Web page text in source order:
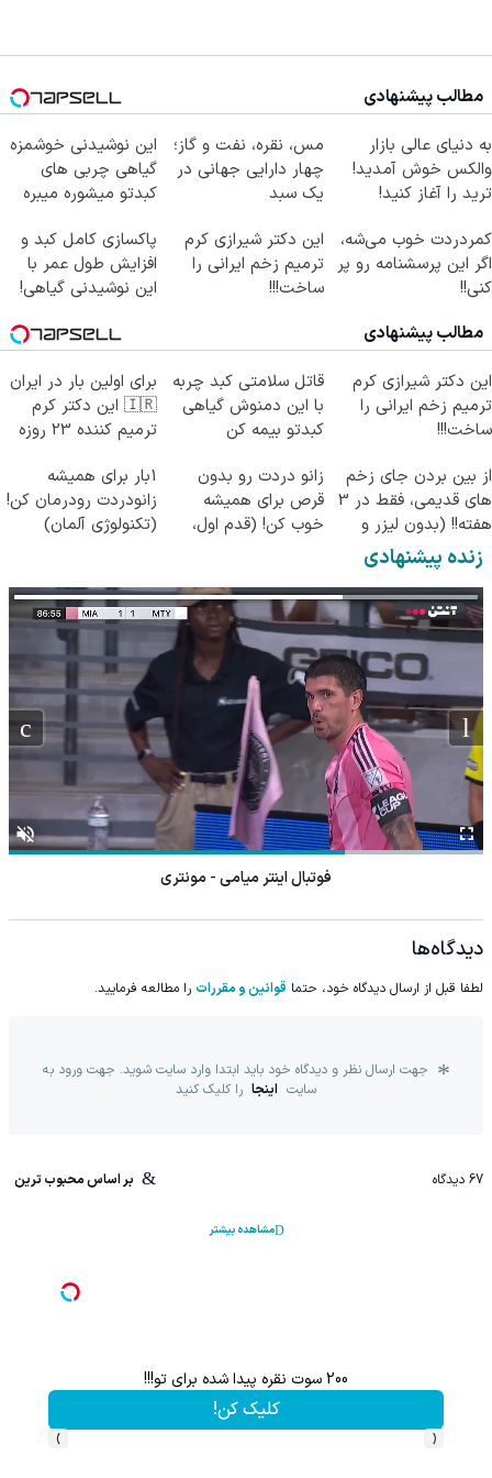
مطالب پیشنهادی
به دنیای عالی بازار
والکس خوش آمدید!
ترید را آغاز کنید!
مس، نقره، نفت و گاز؛
چهار دارایی جهانی در
یک سبد
این نوشیدنی خوشمزه
گیاهی چربی های
کبدتو میشوره میبره
کمردردت خوب می‌شه،
اگر این پرسشنامه رو پر
کنی!!
این دکتر شیرازی کرم
ترمیم زخم ایرانی را
ساخت!!!
پاکسازی کامل کبد و
افزایش طول عمر با
این نوشیدنی گیاهی!
مطالب پیشنهادی
این دکتر شیرازی کرم
ترمیم زخم ایرانی را
ساخت!!!
قاتل سلامتی کبد چربه
با این دمنوش گیاهی
کبدتو بیمه کن
برای اولین بار در ایران
🇮🇷 این دکتر کرم
ترمیم کننده 23 روزه
از بین بردن جای زخم
های قدیمی، فقط در 3
هفته!! (بدون لیزر و
جراحی)
زانو دردت رو بدون
قرص برای همیشه
خوب کن! (قدم اول،
1بار برای همیشه
زانودردت رودرمان کن!
(تکنولوژی آلمان)
زنده پیشنهادی
فوتبال اینتر میامی - مونتری
دیدگاه‌ها
لطفا قبل از ارسال دیدگاه خود، حتما قوانین و مقررات را مطالعه فرمایید.
جهت ارسال نظر و دیدگاه خود باید ابتدا وارد سایت شوید. جهت ورود به
سایت اینجا را کلیک کنید
67 دیدگاه بر اساس محبوب ترین
مشاهده بیشتر
200 سوت نقره پیدا شده برای تو!!!
کلیک کن!
‹
›